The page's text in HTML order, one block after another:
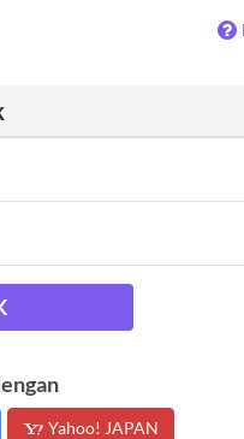
Yahoo! JAPAN